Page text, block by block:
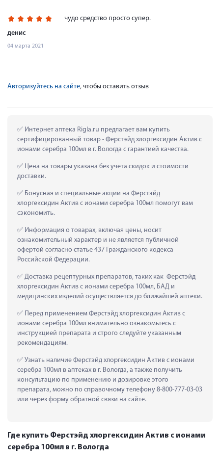
денис
04 марта 2021
чудо средство просто супер.
Авторизуйтесь на сайте, чтобы оставить отзыв
Интернет аптека Rigla.ru предлагает вам купить
сертифицированный товар - Ферстэйд хлоргексидин Актив с
ионами серебра 100мл в г. Вологда с гарантией качества.
Цена на товары указана без учета скидок и стоимости
доставки.
Бонусная и специальные акции на Ферстэйд
хлоргексидин Актив с ионами серебра 100мл помогут вам
сэкономить.
Информация о товарах, включая цены, носит
ознакомительный характер и не является публичной
офертой согласно статье 437 Гражданского кодекса
Российской Федерации.
Доставка рецептурных препаратов, таких как  Ферстэйд
хлоргексидин Актив с ионами серебра 100мл, БАД и
медицинских изделий осуществляется до ближайшей аптеки.
Перед применением Ферстэйд хлоргексидин Актив с
ионами серебра 100мл внимательно ознакомьтесь с
инструкцией препарата и строго следуйте указанным
рекомендациям.
Узнать наличие Ферстэйд хлоргексидин Актив с ионами
серебра 100мл в аптеках в г. Вологда, а также получить
консультацию по применению и дозировке этого
препарата, можно по справочному телефону 8-800-777-03-03
или через форму обратной связи на сайте.
Где купить Ферстэйд хлоргексидин Актив с ионами
серебра 100мл в г. Вологда